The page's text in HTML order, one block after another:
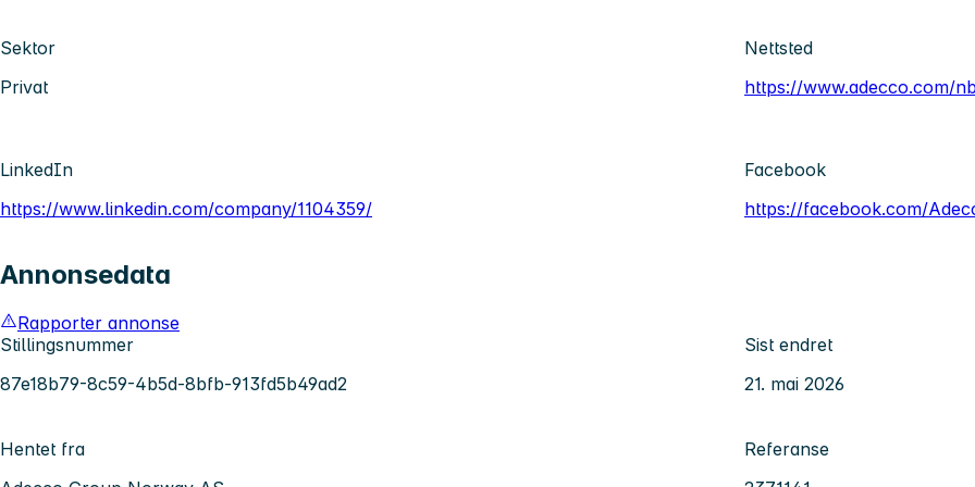
Sektor
Privat
Nettsted
https://www.adecco.com/
LinkedIn
https://www.linkedin.com/company/1104359/
Facebook
https://facebook.com/
Annonsedata
Rapporter annonse
Stillingsnummer
87e18b79-8c59-4b5d-8bfb-913fd5b49ad2
Sist endret
21. mai 2026
Hentet fra
Referanse